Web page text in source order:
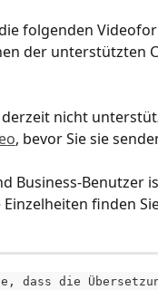
folgenden
der unterstützten
nicht
, bevor Sie sie
Business-Benutzer
finden
dass die